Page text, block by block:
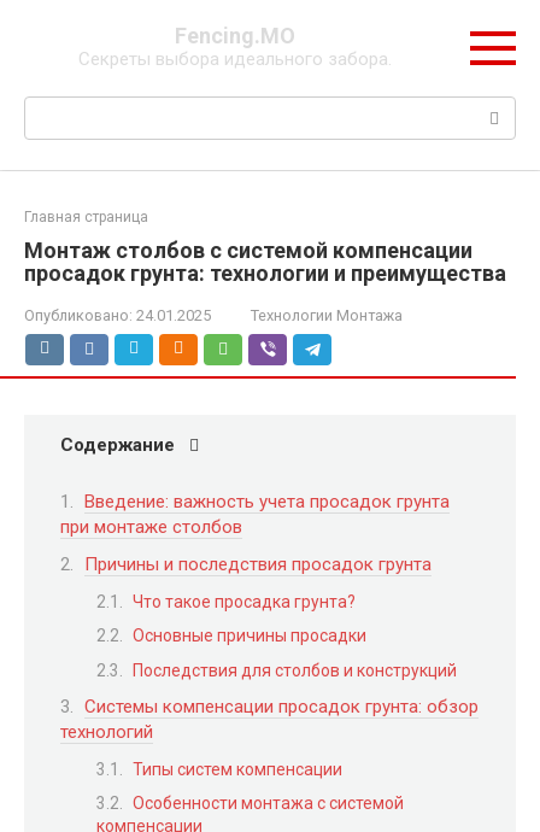
Fencing.МО
Секреты выбора идеального забора.
Поиск:
Главная страница
Монтаж столбов с системой компенсации
просадок грунта: технологии и преимущества
Опубликовано: 24.01.2025 Технологии Монтажа
Содержание
Введение: важность учета просадок грунта
при монтаже столбов
Причины и последствия просадок грунта
Что такое просадка грунта?
Основные причины просадки
Последствия для столбов и конструкций
Системы компенсации просадок грунта: обзор
технологий
Типы систем компенсации
Особенности монтажа с системой
компенсации